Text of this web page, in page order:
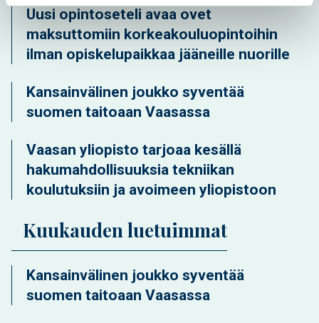
Uusi opintoseteli avaa ovet
maksuttomiin korkeakouluopintoihin
ilman opiskelupaikkaa jääneille nuorille
Kansainvälinen joukko syventää
suomen taitoaan Vaasassa
Vaasan yliopisto tarjoaa kesällä
hakumahdollisuuksia tekniikan
koulutuksiin ja avoimeen yliopistoon
Kuukauden luetuimmat
Kansainvälinen joukko syventää
suomen taitoaan Vaasassa